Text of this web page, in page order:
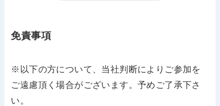
免責事項
※以下の方について、当社判断によりご参加を
ご遠慮頂く場合がございます。予めご了承下さ
い。